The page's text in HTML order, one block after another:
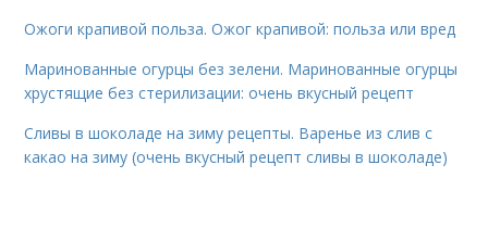
Ожоги крапивой польза. Ожог крапивой: польза или вред
Маринованные огурцы без зелени. Маринованные огурцы
хрустящие без стерилизации: очень вкусный рецепт
Сливы в шоколаде на зиму рецепты. Варенье из слив с
какао на зиму (очень вкусный рецепт сливы в шоколаде)